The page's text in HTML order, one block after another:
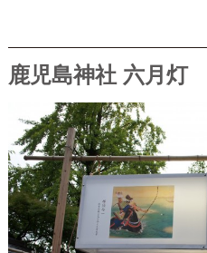
鹿児島神社 六月灯